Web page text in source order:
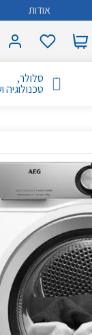
אודות
סלולר,